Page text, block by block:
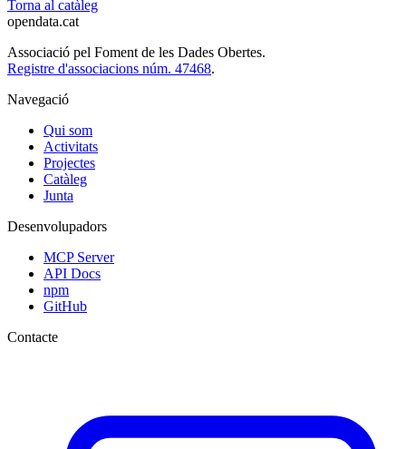
Torna al catàleg
opendata.cat
Associació pel Foment de les Dades Obertes.
Registre d'associacions núm. 47468.
Navegació
Qui som
Activitats
Projectes
Catàleg
Junta
Desenvolupadors
MCP Server
API Docs
npm
GitHub
Contacte